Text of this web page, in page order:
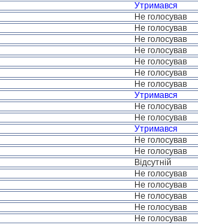
Утримався
Не голосував
Не голосував
Не голосував
Не голосував
Не голосував
Не голосував
Не голосував
Утримався
Не голосував
Не голосував
Утримався
Не голосував
Не голосував
Відсутній
Не голосував
Не голосував
Не голосував
Не голосував
Не голосував